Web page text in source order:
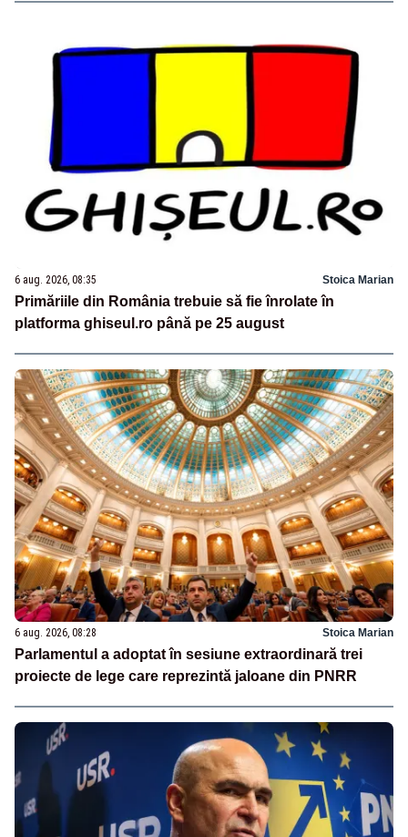
6 aug. 2026, 08:35 Stoica Marian
Primăriile din România trebuie să fie înrolate în
platforma ghiseul.ro până pe 25 august
6 aug. 2026, 08:28 Stoica Marian
Parlamentul a adoptat în sesiune extraordinară trei
proiecte de lege care reprezintă jaloane din PNRR